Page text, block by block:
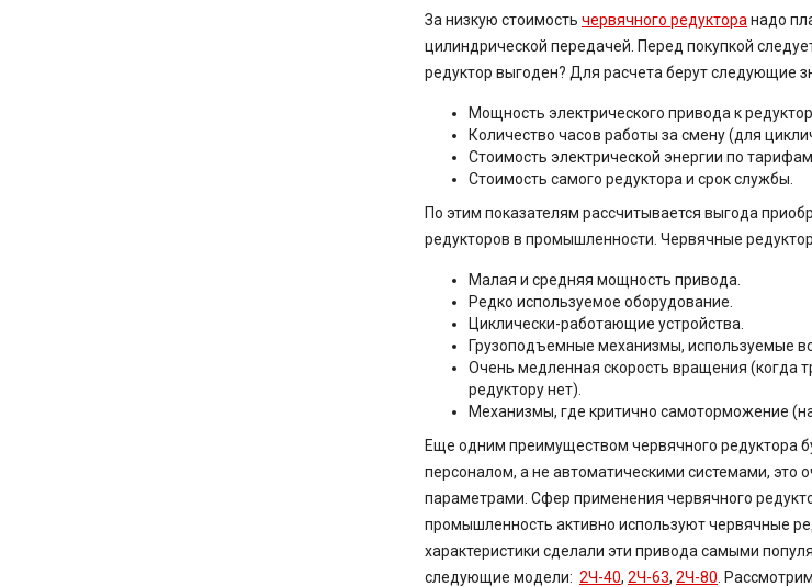
За низкую стоимость червячного редуктора надо
цилиндрической передачей. Перед покупкой
редуктор выгоден? Для расчета берут следующие
Мощность электрического привода к
Количество часов работы за смену (для
Стоимость электрической энергии по
Стоимость самого редуктора и срок службы.
По этим показателям рассчитывается выгода
редукторов в промышленности. Червячные
Малая и средняя мощность привода.
Редко используемое оборудование.
Циклически-работающие устройства.
Грузоподъемные механизмы, используемые
Очень медленная скорость вращения (когда
редуктору нет).
Механизмы, где критично самоторможение
Еще одним преимуществом червячного редуктора
персоналом, а не автоматическими системами, это
параметрами. Сфер применения червячного
промышленность активно используют червячные
характеристики сделали эти привода самыми
следующие модели: 2Ч-40, 2Ч-63, 2Ч-80